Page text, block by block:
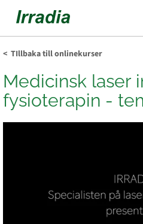
< TIllbaka till onlinekurser
Medicinsk laser
fysioterapin -